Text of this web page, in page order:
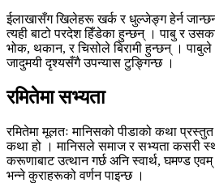
ईलाखासँग खिलेहरू खर्क र धुल्जेङ्ग हेर्न
त्यही बाटो परदेश हिँडेका हुन्छन् । पाबु र
भोक, थकान, र चिसोले बिरामी हुन्छन् ।
जादुमयी दृश्यसँगै उपन्यास टुङ्गिन्छ ।
रमितेमा सभ्यता
रमितेमा मूलतः मानिसको पीडाको कथा
कथा हो । मानिसले समाज र सभ्यता कसरी
करूणाबाट उत्थान गर्छ अनि स्वार्थ, घमण्ड
भन्ने कुराहरूको वर्णन पाइन्छ ।